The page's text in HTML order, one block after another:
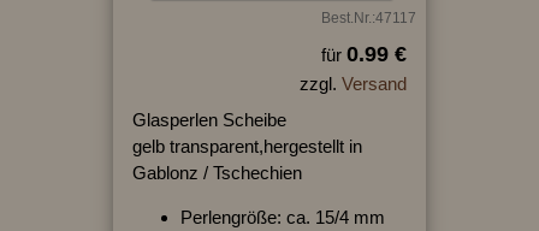
Best.Nr.:47117
für 0.99 €
zzgl. Versand
Glasperlen Scheibe
gelb transparent,hergestellt in
Gablonz / Tschechien
Perlengröße: ca. 15/4 mm